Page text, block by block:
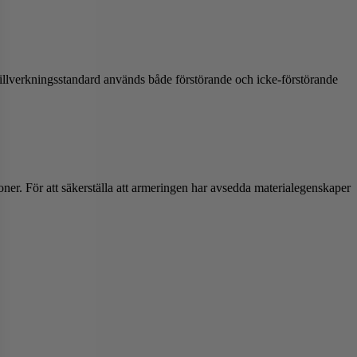
används både förstörande och icke-förstörande
För att säkerställa att armeringen har avsedda materialegenskaper